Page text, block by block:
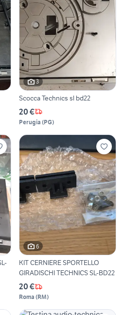
3
Scocca Technics sl bd22
20 €
Perugia (PG)
6
KIT CERNIERE SPORTELLO
GIRADISCHI TECHNICS SL-BD22
20 €
Roma (RM)